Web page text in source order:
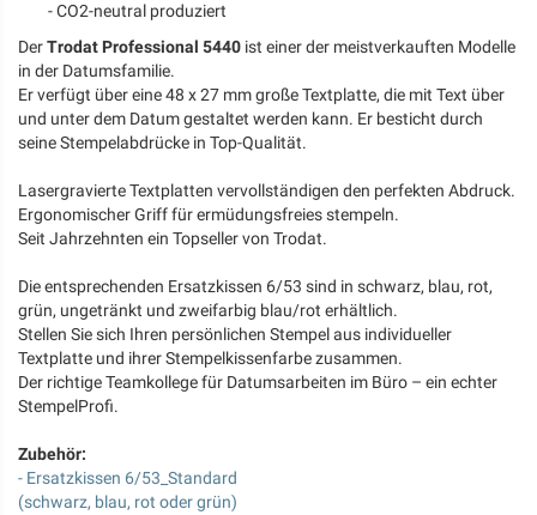
- CO2-neutral produziert
DerTrodat Professional 5440 ist einer der meistverkauften Modelle
in der Datumsfamilie.
Er verfügt über eine 48 x 27 mm große Textplatte, die mit Text über
und unter dem Datum gestaltet werden kann. Er besticht durch
seine Stempelabdrücke in Top-Qualität.
Lasergravierte Textplatten vervollständigen den perfekten Abdruck.
Ergonomischer Griff für ermüdungsfreies stempeln.
Seit Jahrzehnten ein Topseller von Trodat.
Die entsprechenden Ersatzkissen 6/53 sind in schwarz, blau, rot,
grün, ungetränkt und zweifarbig blau/rot erhältlich.
Stellen Sie sich Ihren persönlichen Stempel aus individueller
Textplatte und ihrer Stempelkissenfarbe zusammen.
Der richtige Teamkollege für Datumsarbeiten im Büro – ein echter
StempelProfi.
Zubehör:
- Ersatzkissen 6/53_Standard
(schwarz, blau, rot oder grün)